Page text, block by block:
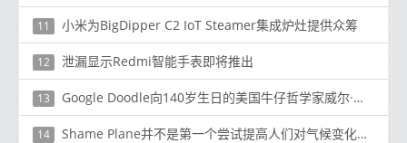
11 小米为BigDipper C2 IoT Steamer集成炉灶提供众筹
12 泄漏显示Redmi智能手表即将推出
13 Google Doodle向140岁生日的美国牛仔哲学家威尔·罗杰斯致敬
14 Shame Plane并不是第一个尝试提高人们对气候变化认识的网站